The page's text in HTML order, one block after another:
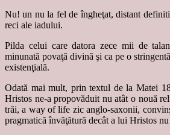
Nu! un nu la fel de îngheţat, distant
reci ale iadului.
Pilda celui care datora zece mii de
minunată povaţă divină şi ca pe o
existenţială.
Odată mai mult, prin textul de la Matei
Hristos ne-a propovăduit nu atât o nouă
trăi, a way of life zic anglo-saxonii,
pragmatică învăţătură decât a lui Hristos